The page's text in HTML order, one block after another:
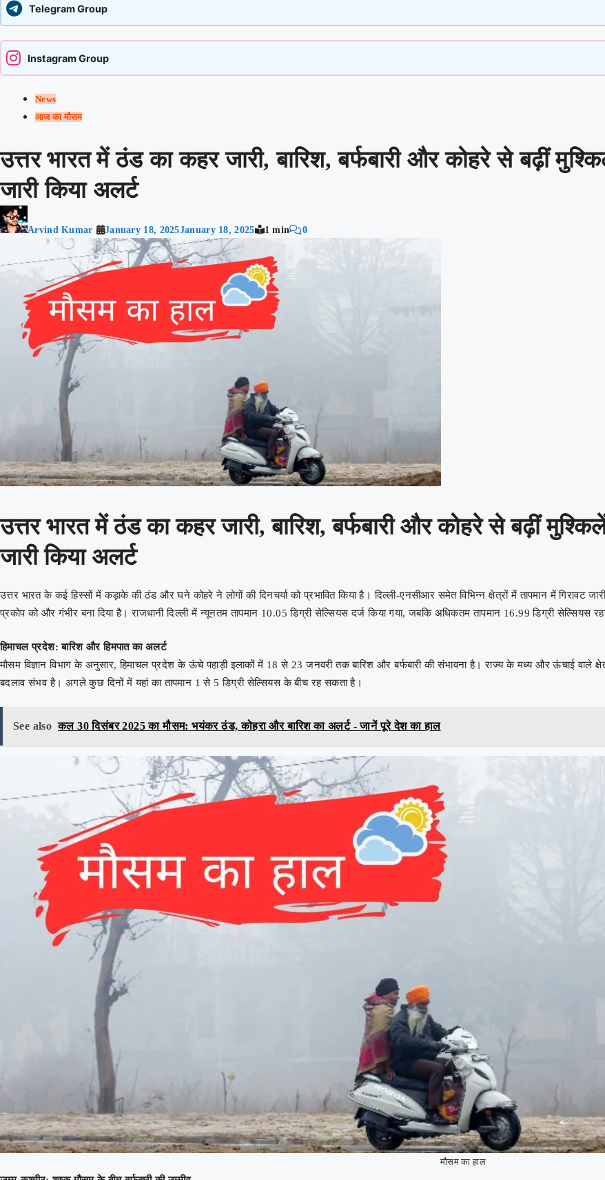
Telegram Group
Instagram Group
News
आज का मौसम
उत्तर भारत में ठंड का कहर जारी, बारिश, बर्फबारी और कोहरे से बढ़ीं
जारी किया अलर्ट
Arvind Kumar January 18, 2025January 18, 2025 1 min 0
उत्तर भारत में ठंड का कहर जारी, बारिश, बर्फबारी और कोहरे से बढ़ीं
जारी किया अलर्ट
उत्तर भारत के कई हिस्सों में कड़ाके की ठंड और घने कोहरे ने लोगों की दिनचर्या को प्रभावित किया है। दिल्ली-एनसीआर समेत विभिन्न क्षेत्रों में तापमान में
प्रकोप को और गंभीर बना दिया है। राजधानी दिल्ली में न्यूनतम तापमान 10.05 डिग्री सेल्सियस दर्ज किया गया, जबकि अधिकतम तापमान 16.99 डिग्री सेल्सियस
हिमाचल प्रदेश: बारिश और हिमपात का अलर्ट
मौसम विज्ञान विभाग के अनुसार, हिमाचल प्रदेश के ऊंचे पहाड़ी इलाकों में 18 से 23 जनवरी तक बारिश और बर्फबारी की संभावना है। राज्य के मध्य और ऊंचाई वाले
बदलाव संभव है। अगले कुछ दिनों में यहां का तापमान 1 से 5 डिग्री सेल्सियस के बीच रह सकता है।
See also कल 30 दिसंबर 2025 का मौसम: भयंकर ठंड, कोहरा और बारिश का अलर्ट - जानें पूरे देश का हाल
मौसम का हाल